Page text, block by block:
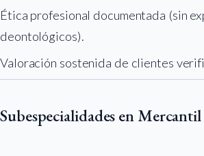
Ética profesional documentada (sin
deontológicos).
Valoración sostenida de clientes
Subespecialidades en Mercantil